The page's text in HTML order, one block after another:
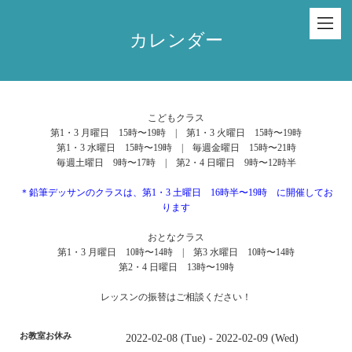
カレンダー
こどもクラス
第1・3 月曜日 15時〜19時 | 第1・3 火曜日 15時〜19時
第1・3 水曜日 15時〜19時 | 毎週金曜日 15時〜21時
毎週土曜日 9時〜17時 | 第2・4 日曜日 9時〜12時半
＊鉛筆デッサンのクラスは、第1・3 土曜日 16時半〜19時 に開催してお
ります
おとなクラス
第1・3 月曜日 10時〜14時 | 第3 水曜日 10時〜14時
第2・4 日曜日 13時〜19時
レッスンの振替はご相談ください！
お教室お休み 2022-02-08 (Tue) - 2022-02-09 (Wed)